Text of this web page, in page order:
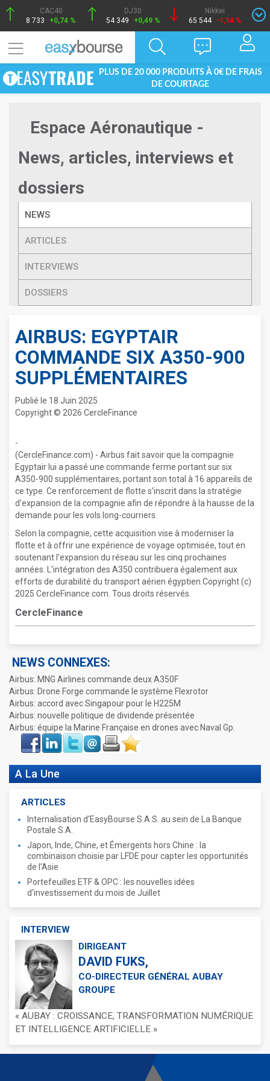
CAC40
8 733
+0,74 %
DJ30
54 349
+0,49 %
Nikkei
65 544 -1,14 %
PLUS DE 20 000 PRODUITS À 0€ DE FRAIS
DE COURTAGE
Espace Aéronautique -
News, articles, interviews et
dossiers
NEWS
ARTICLES
INTERVIEWS
DOSSIERS
AIRBUS: EGYPTAIR
COMMANDE SIX A350-900
SUPPLÉMENTAIRES
Publié le 18 Juin 2025
Copyright © 2026 CercleFinance
-
(CercleFinance.com) - Airbus fait savoir que la compagnie
Egyptair lui a passé une commande ferme portant sur six
A350-900 supplémentaires, portant son total à 16 appareils de
ce type. Ce renforcement de flotte s'inscrit dans la stratégie
d'expansion de la compagnie afin de répondre à la hausse de la
demande pour les vols long-courriers.
Selon la compagnie, cette acquisition vise à moderniser la
flotte et à offrir une expérience de voyage optimisée, tout en
soutenant l'expansion du réseau sur les cinq prochaines
années. L'intégration des A350 contribuera également aux
efforts de durabilité du transport aérien égyptien.Copyright (c)
2025 CercleFinance.com. Tous droits réservés.
CercleFinance
NEWS CONNEXES:
Airbus: MNG Airlines commande deux A350F
Airbus: Drone Forge commande le système Flexrotor
Airbus: accord avec Singapour pour le H225M
Airbus: nouvelle politique de dividende présentée
Airbus: équipe la Marine Française en drones avec Naval Gp.
Face
book
LinkIn Twitter Envoyer ImprimerFavoris
A La Une
ARTICLES
Internalisation d'EasyBourse S.A.S. au sein de La Banque
Postale S.A.
Japon, Inde, Chine, et Émergents hors Chine : la
combinaison choisie par LFDE pour capter les opportunités
de l'Asie
Portefeuilles ETF & OPC : les nouvelles idées
d'investissement du mois de Juillet
INTERVIEW
DIRIGEANT
DAVID FUKS,
CO-DIRECTEUR GÉNÉRAL AUBAY
GROUPE
« AUBAY : CROISSANCE, TRANSFORMATION NUMÉRIQUE
ET INTELLIGENCE ARTIFICIELLE »